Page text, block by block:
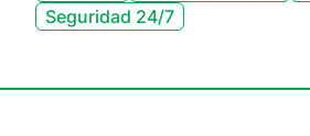
Seguridad 24/7